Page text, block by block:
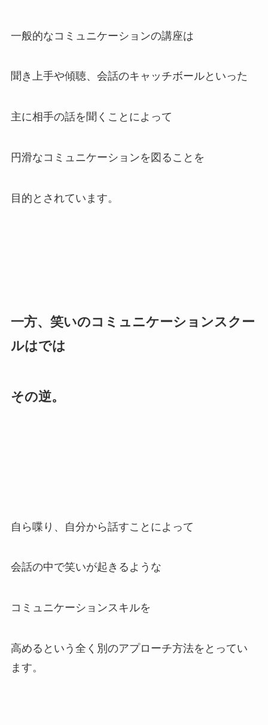
一般的なコミュニケーションの講座は
聞き上手や傾聴、会話のキャッチボールといった
主に相手の話を聞くことによって
円滑なコミュニケーションを図ることを
目的とされています。
一方、笑いのコミュニケーションスクー
ルはでは
その逆。
自ら喋り、自分から話すことによって
会話の中で笑いが起きるような
コミュニケーションスキルを
高めるという全く別のアプローチ方法をとってい
ます。